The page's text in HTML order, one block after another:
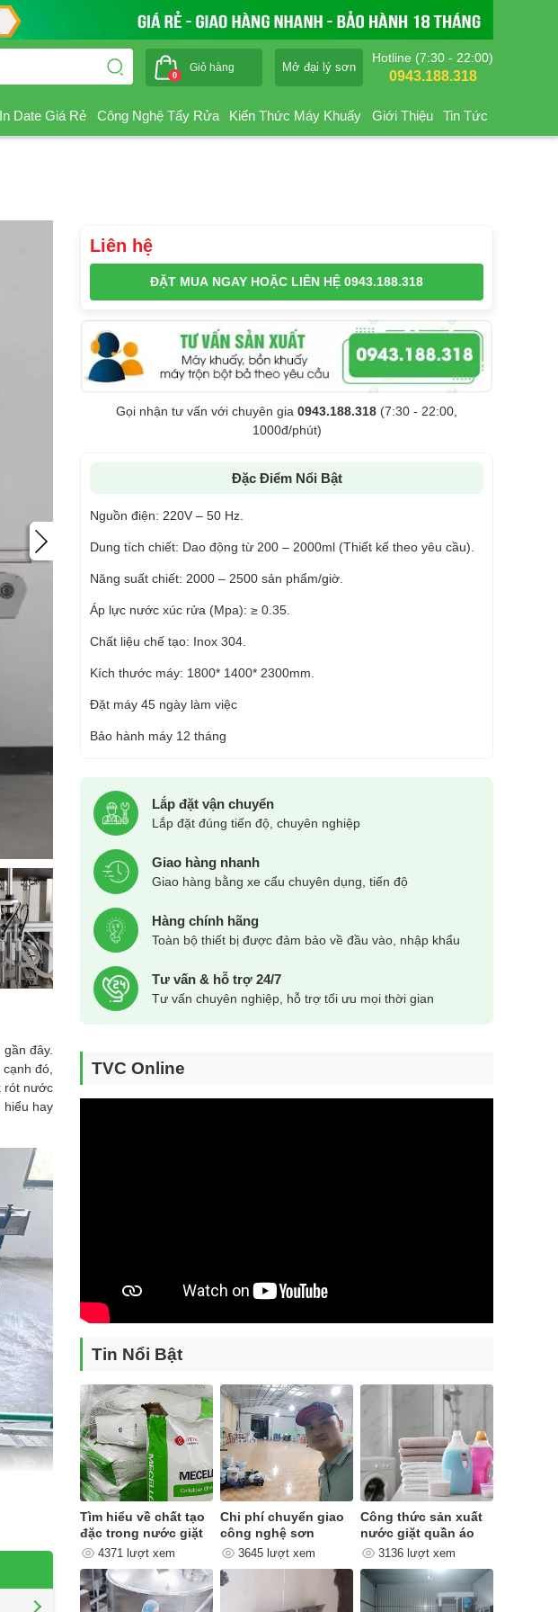
0
Giỏ hàng Mở đại lý sơn
Hotline (7:30 - 22:00)
0943.188.318
Date Giá Rẻ Công Nghệ Tẩy Rửa Kiến Thức Máy Khuấy Giới Thiệu Tin Tức
đây.
đó,
rót nước
hiểu hay
Liên hệ
ĐẶT MUA NGAY HOẶC LIÊN HỆ 0943.188.318
Gọi nhận tư vấn với chuyên gia 0943.188.318 (7:30 - 22:00,
1000đ/phút)
Đặc Điểm Nổi Bật
Nguồn điện: 220V – 50 Hz.
Dung tích chiết: Dao động từ 200 – 2000ml (Thiết kế theo yêu cầu).
Năng suất chiết: 2000 – 2500 sản phẩm/giờ.
Áp lực nước xúc rửa (Mpa): ≥ 0.35.
Chất liệu chế tạo: Inox 304.
Kích thước máy: 1800* 1400* 2300mm.
Đặt máy 45 ngày làm việc
Bảo hành máy 12 tháng
Lắp đặt vận chuyển
Lắp đặt đúng tiến độ, chuyên nghiệp
Giao hàng nhanh
Giao hàng bằng xe cẩu chuyên dụng, tiến độ
Hàng chính hãng
Toàn bộ thiết bị được đảm bảo về đầu vào, nhập khẩu
Tư vấn & hỗ trợ 24/7
Tư vấn chuyên nghiệp, hỗ trợ tối ưu mọi thời gian
TVC Online
Tin Nổi Bật
Tìm hiểu về chất tạo
đặc trong nước giặt
4371 lượt xem
Chi phí chuyển giao
công nghệ sơn
3645 lượt xem
Công thức sản xuất
nước giặt quần áo
quan trọng như thế
3136 lượt xem